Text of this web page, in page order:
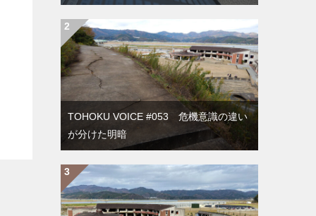
TOHOKU VOICE #053 危機意識の違い
が分けた明暗